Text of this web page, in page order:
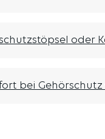
oder
bei Gehörschutz